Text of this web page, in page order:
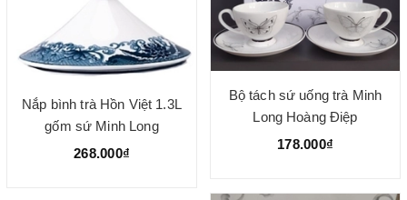
Nắp bình trà Hồn Việt 1.3L
gốm sứ Minh Long
268.000₫
Bộ tách sứ uống trà Minh
Long Hoàng Điệp
178.000₫